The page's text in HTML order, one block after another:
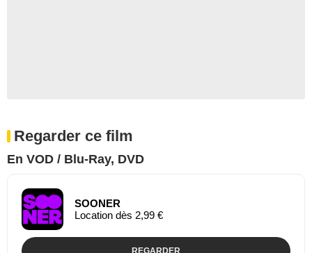
Regarder ce film
En VOD / Blu-Ray, DVD
SOONER
Location dès 2,99 €
REGARDER